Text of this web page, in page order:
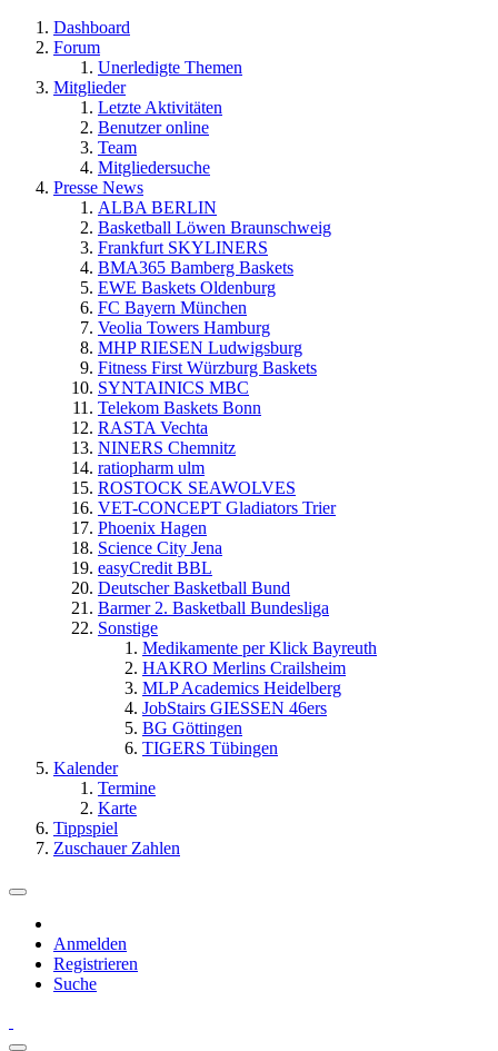
Dashboard
Forum
Unerledigte Themen
Mitglieder
Letzte Aktivitäten
Benutzer online
Team
Mitgliedersuche
Presse News
ALBA BERLIN
Basketball Löwen Braunschweig
Frankfurt SKYLINERS
BMA365 Bamberg Baskets
EWE Baskets Oldenburg
FC Bayern München
Veolia Towers Hamburg
MHP RIESEN Ludwigsburg
Fitness First Würzburg Baskets
SYNTAINICS MBC
Telekom Baskets Bonn
RASTA Vechta
NINERS Chemnitz
ratiopharm ulm
ROSTOCK SEAWOLVES
VET-CONCEPT Gladiators Trier
Phoenix Hagen
Science City Jena
easyCredit BBL
Deutscher Basketball Bund
Barmer 2. Basketball Bundesliga
Sonstige
Medikamente per Klick Bayreuth
HAKRO Merlins Crailsheim
MLP Academics Heidelberg
JobStairs GIESSEN 46ers
BG Göttingen
TIGERS Tübingen
Kalender
Termine
Karte
Tippspiel
Zuschauer Zahlen
Anmelden
Registrieren
Suche